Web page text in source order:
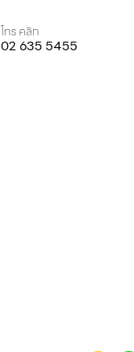
โทร คลิก
02 635 5455